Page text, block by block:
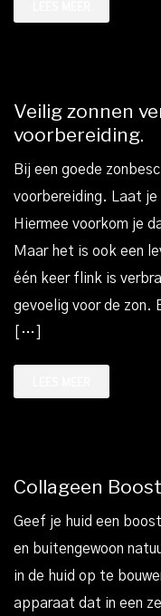
Veilig zonnen
voorbereiding.
Bij een goede
voorbereiding. Laat je
Hiermee voorkom je
Maar het is ook een
één keer flink is
gevoelig voor de zon.
[…]
Collageen
Geef je huid een
en buitengewoon
in de huid op te
apparaat dat in een